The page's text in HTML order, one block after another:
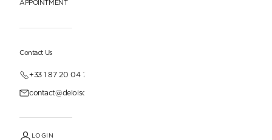
APPOINTMENT
Contact Us
+33 1 87 20 04 77
contact@deloisonparis.com
LOGIN